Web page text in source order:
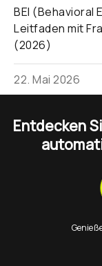
BEI (Behavioral
Leitfaden mit
(2026)
22. Mai 2026
Entdecken